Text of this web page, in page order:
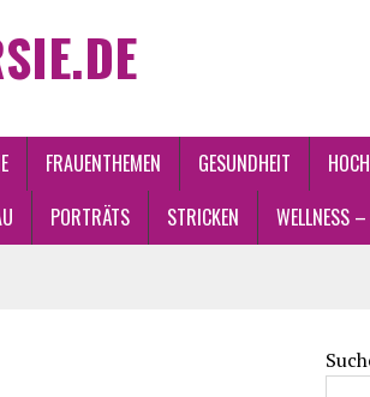
FRAUENTHEMEN GESUNDHEIT
PORTRÄTS STRICKEN WELLNESS